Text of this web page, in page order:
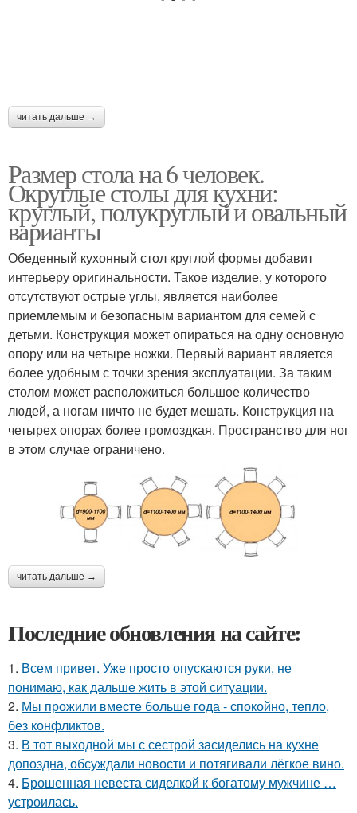
читать дальше →
Размер стола на 6 человек.
Округлые столы для кухни:
круглый, полукруглый и овальный
варианты
Обеденный кухонный стол круглой формы добавит
интерьеру оригинальности. Такое изделие, у которого
отсутствуют острые углы, является наиболее
приемлемым и безопасным вариантом для семей с
детьми. Конструкция может опираться на одну основную
опору или на четыре ножки. Первый вариант является
более удобным с точки зрения эксплуатации. За таким
столом может расположиться большое количество
людей, а ногам ничто не будет мешать. Конструкция на
четырех опорах более громоздкая. Пространство для ног
в этом случае ограничено.
читать дальше →
Последние обновления на сайте:
1. Всем привет. Уже просто опускаются руки, не
понимаю, как дальше жить в этой ситуации.
2. Мы прожили вместе больше года - спокойно, тепло,
без конфликтов.
3. В тот выходной мы с сестрой засиделись на кухне
допоздна, обсуждали новости и потягивали лёгкое вино.
4. Брошенная невеста сиделкой к богатому мужчине …
устроилась.